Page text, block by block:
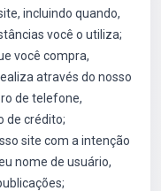
incluindo quando,
você o utiliza;
você compra,
através do nosso
de telefone,
de crédito;
site com a intenção
nome de usuário,